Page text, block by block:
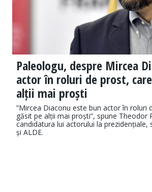
Paleologu, despre Mircea
actor în roluri de prost,
alții mai proști
”Mircea Diaconu este bun actor în roluri
găsit pe alții mai proști”, spune Theodor
candidatura lui actorului la prezidențiale,
și ALDE.